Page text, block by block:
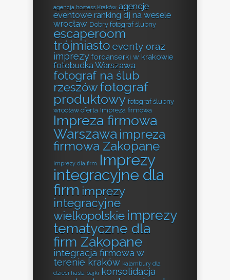
agencja hostess Kraków agencje
eventowe ranking dj na wesele
wrocław Dobry fotograf ślubny
escaperoom
trójmiasto eventy oraz
imprezy fordanserki w krakowie
fotobudka Warszawa
fotograf na ślub
rzeszówfotograf
produktowy fotograf ślubny
wrocław oferta Impreza firmowa
Impreza firmowa
Warszawa impreza
firmowa Zakopane
imprezy dla firm
Imprezy
integracyjne dla
firm imprezy
integracyjne
wielkopolskie imprezy
tematyczne dla
firm Zakopane
integracja firmowa w
terenie kraków kalambury dla
dzieci hasła bajki konsolidacja